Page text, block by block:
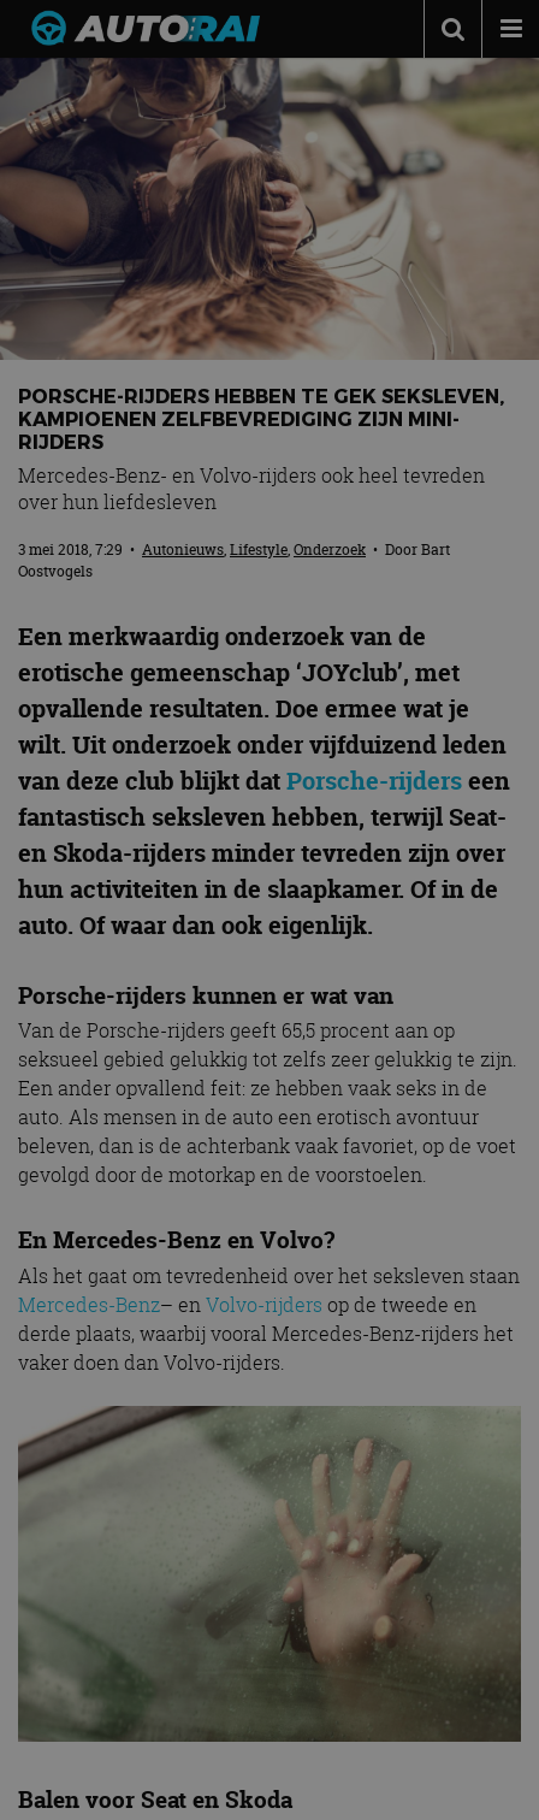
Autonieuws
Podcast
Autotests
Automerken
Adverteren
Contact
MotorRAI.nl
PORSCHE-RIJDERS HEBBEN TE GEK SEKSLEVEN,
KAMPIOENEN ZELFBEVREDIGING ZIJN MINI-
RIJDERS
Mercedes-Benz- en Volvo-rijders ook heel tevreden
over hun liefdesleven
3 mei 2018, 7:29 • Autonieuws,Lifestyle,Onderzoek • DoorBart
Oostvogels
Een merkwaardig onderzoek van de
erotische gemeenschap ‘JOYclub’, met
opvallende resultaten. Doe ermee wat je
wilt. Uit onderzoek onder vijfduizend leden
van deze club blijkt datPorsche-rijderseen
fantastisch seksleven hebben, terwijl Seat-
en Skoda-rijders minder tevreden zijn over
hun activiteiten in de slaapkamer. Of in de
auto. Of waar dan ook eigenlijk.
Porsche-rijders kunnen er wat van
Van de Porsche-rijders geeft 65,5 procent aan op
seksueel gebied gelukkig tot zelfs zeer gelukkig te zijn.
Een ander opvallend feit: ze hebben vaak seks in de
auto. Als mensen in de auto een erotisch avontuur
beleven, dan is de achterbank vaak favoriet, op de voet
gevolgd door de motorkap en de voorstoelen.
En Mercedes-Benz en Volvo?
Als het gaat om tevredenheid over het seksleven staan
Mercedes-Benz– enVolvo-rijders op de tweede en
derde plaats, waarbij vooral Mercedes-Benz-rijders het
vaker doen dan Volvo-rijders.
Balen voor Seat en Skoda